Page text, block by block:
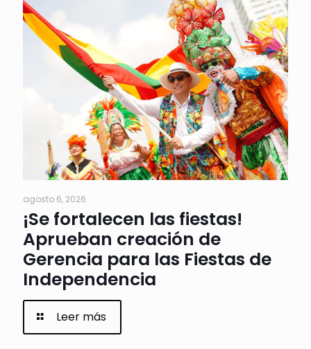
agosto 6, 2026
¡Se fortalecen las fiestas!
Aprueban creación de
Gerencia para las Fiestas de
Independencia
Leer más